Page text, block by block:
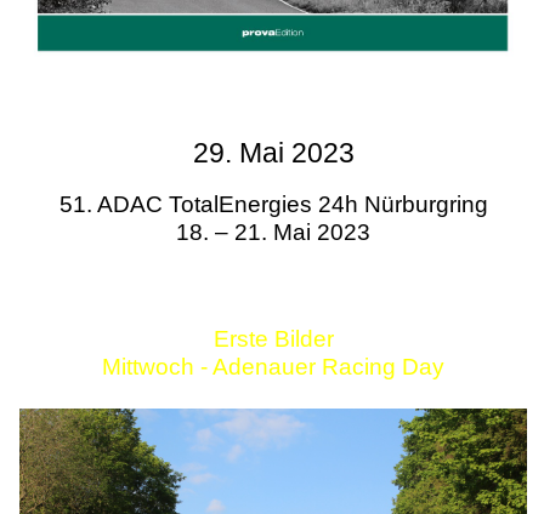
29. Mai 2023
51. ADAC TotalEnergies 24h Nürburgring
18. – 21. Mai 2023
Erste Bilder
Mittwoch - Adenauer Racing Day